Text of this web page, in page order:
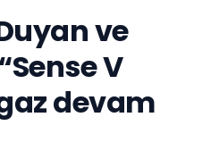
ve
V
devam